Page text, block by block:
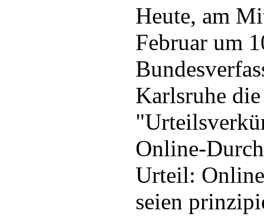
Heute, am
Februar um
Karlsruhe
Online-
Urteil:
seien